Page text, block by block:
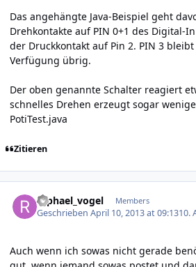
Das angehängte Java-Beispiel geht
Drehkontakte auf PIN 0+1 des Digital-
der Druckkontakt auf Pin 2. PIN 3
Verfügung übrig.
Der oben genannte Schalter reagiert
schnelles Drehen erzeugt sogar
PotiTest.java
Zitieren
raphael_vogel Members
GeschriebenApril 10, 2013 at 09:1310.
Auch wenn ich sowas nicht gerade